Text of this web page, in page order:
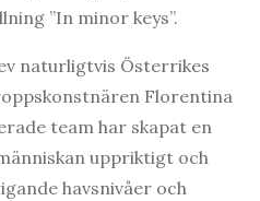
”In minor keys”.
naturligtvis Österrikes
Florentina
team har skapat en
uppriktigt och
havsnivåer och